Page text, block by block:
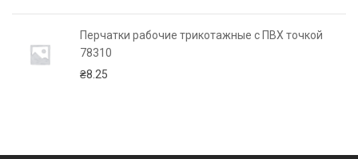
Перчатки рабочие трикотажные с ПВХ точкой
78310
₴8.25